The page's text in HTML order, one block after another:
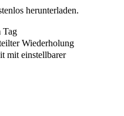
herunterladen.
Tag
Wiederholung
mit einstellbarer